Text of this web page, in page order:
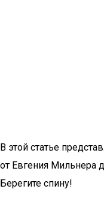
В этой статье
от Евгения Мильнера
Берегите спину!